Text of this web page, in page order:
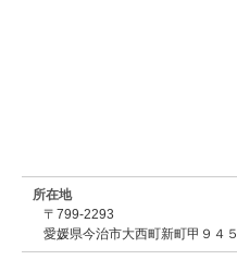
所在地
〒799-2293
愛媛県今治市大西町新町甲９４５